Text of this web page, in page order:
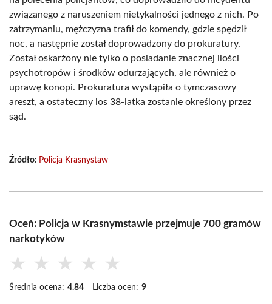
związanego z naruszeniem nietykalności jednego z nich. Po
zatrzymaniu, mężczyzna trafił do komendy, gdzie spędził
noc, a następnie został doprowadzony do prokuratury.
Został oskarżony nie tylko o posiadanie znacznej ilości
psychotropów i środków odurzających, ale również o
uprawę konopi. Prokuratura wystąpiła o tymczasowy
areszt, a ostateczny los 38-latka zostanie określony przez
sąd.
Źródło: Policja Krasnystaw
Oceń: Policja w Krasnymstawie przejmuje 700 gramów
narkotyków
★ ★ ★ ★ ★
Średnia ocena: 4.84 Liczba ocen: 9